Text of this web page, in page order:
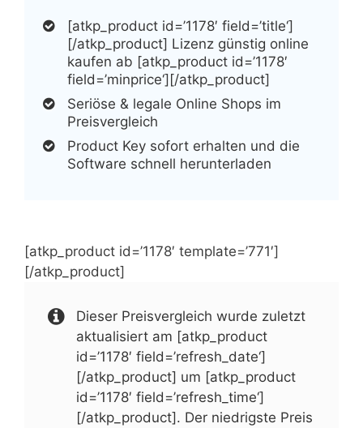
[atkp_product id=’1178′ field=’title‘]
[/atkp_product] Lizenz günstig online
kaufen ab [atkp_product id=’1178′
field=’minprice‘][/atkp_product]
Seriöse & legale Online Shops im
Preisvergleich
Product Key sofort erhalten und die
Software schnell herunterladen
[atkp_product id=’1178′ template=’771′]
[/atkp_product]
Dieser Preisvergleich wurde zuletzt
aktualisiert am [atkp_product
id=’1178′ field=’refresh_date‘]
[/atkp_product] um [atkp_product
id=’1178′ field=’refresh_time‘]
[/atkp_product]. Der niedrigste Preis